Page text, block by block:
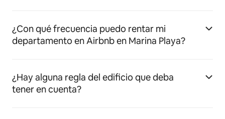
¿Con qué frecuencia puedo rentar mi
departamento en Airbnb en Marina Playa?
¿Hay alguna regla del edificio que deba
tener en cuenta?